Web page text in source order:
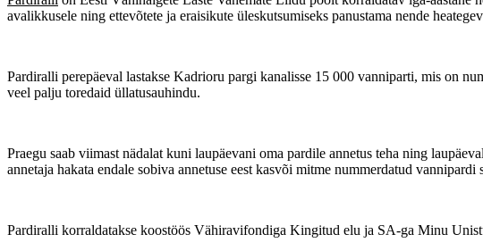
avalikkusele ning ettevõtete ja eraisikute üleskutsumiseks panustama nende
Pardiralli perepäeval lastakse Kadrioru pargi kanalisse 15 000 vanniparti, mis on
veel palju toredaid üllatusauhindu.
Praegu saab viimast nädalat kuni laupäevani oma pardile annetus teha ning
annetaja hakata endale sobiva annetuse eest kasvõi mitme nummerdatud vannipardi
Pardiralli korraldatakse koostöös Vähiravifondiga Kingitud elu ja SA-ga Minu